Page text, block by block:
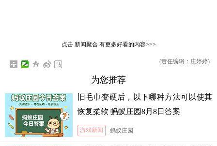
点击 新闻聚合有更多好看的内容>>>
(责任编辑：庄婷婷)
为您推荐
旧毛巾变硬后，以下哪种方法可以使其
恢复柔软 蚂蚁庄园8月8日答案
游戏新闻 蚂蚁庄园